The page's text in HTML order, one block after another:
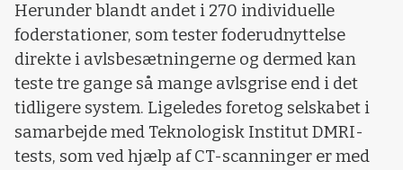
Herunder blandt andet i 270 individuelle
foderstationer, som tester foderudnyttelse
direkte i avlsbesætningerne og dermed kan
teste tre gange så mange avlsgrise end i det
tidligere system. Ligeledes foretog selskabet i
samarbejde med Teknologisk Institut DMRI-
tests, som ved hjælp af CT-scanninger er med